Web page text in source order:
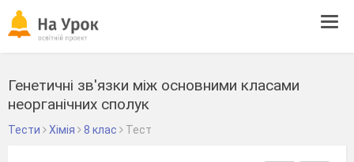
Генетичні зв'язки між основними класами
неорганічних сполук
Тести Хімія 8 клас Тест